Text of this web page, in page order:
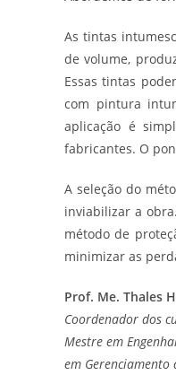
As tintas
de volume,
Essas tintas
com pintura
aplicação é
fabricantes. O
A seleção do
inviabilizar a
método de
minimizar as
Prof. Me. Thales
Coordenador dos
Mestre em
em Gerenciamento